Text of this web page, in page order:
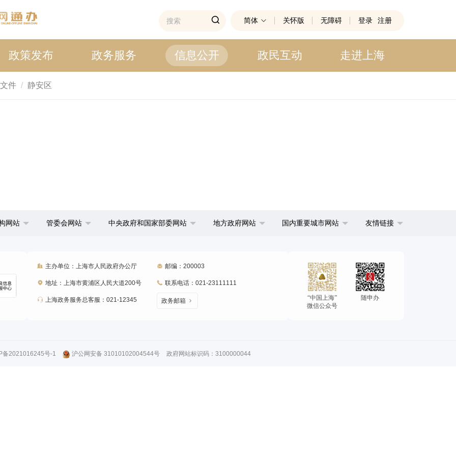
简体 关怀版 无障碍 登录 注册
政策发布 政务服务 信息公开 政民互动 走进上海
件 静安区
网站 管委会网站 中央政府和国家部委网站 地方政府网站 国内重要城市网站 友情链接
主办单位：上海市人民政府办公厅
地址：上海市黄浦区人民大道200号
上海政务服务总客服：021-12345
邮编：200003
联系电话：021-23111111
政务邮箱
“中国上海”
微信公众号
随申办
备2021016245号-1 沪公网安备 31010102004544号 政府网站标识码：3100000044